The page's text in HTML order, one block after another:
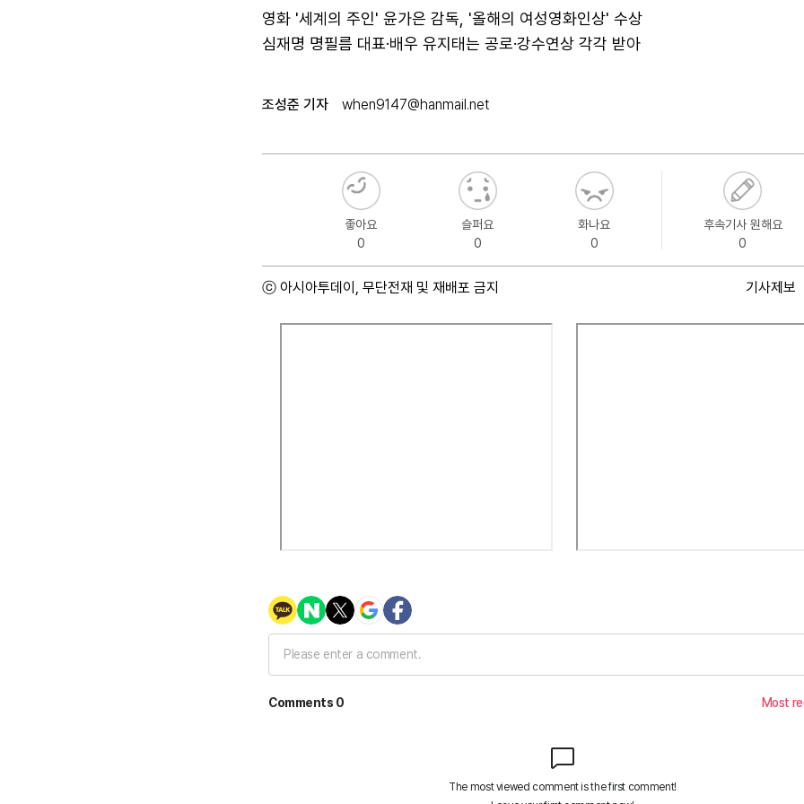
영화 '세계의 주인' 윤가은 감독, '올해의 여성영화인상' 수상
심재명 명필름 대표·배우 유지태는 공로·강수연상 각각 받아
조성준 기자 when9147@hanmail.net
좋아요
0
슬퍼요
0
화나요
0
후속기사 원해요
0
ⓒ 아시아투데이, 무단전재 및 재배포 금지 기사제보